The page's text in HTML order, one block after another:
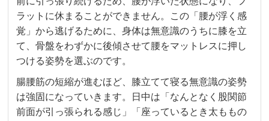
ラットに休まることができません。この「腰が浮く感
覚」から逃げるために、身体は無意識のうちに膝を立
て、骨盤をわずかに後傾させて腰をマットレスに押し
つける姿勢を選ぶのです。
腸腰筋の短縮が進むほど、膝立てて寝る無意識の姿勢
は強固になっていきます。日中は「なんとなく股関節
前面が引っ張られる感じ」「座っているとき太ももの